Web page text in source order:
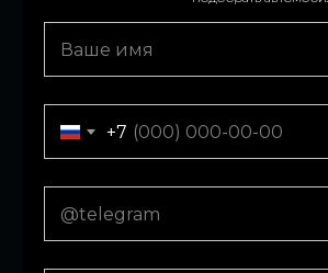
+7